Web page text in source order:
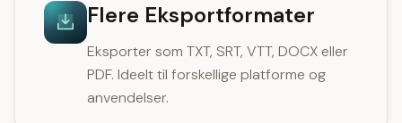
Flere Eksportformater
Eksporter som TXT, SRT, VTT, DOCX eller
PDF. Ideelt til forskellige platforme og
anvendelser.